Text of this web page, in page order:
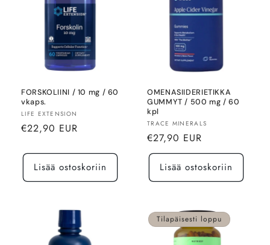
FORSKOLIINI / 10 mg / 60
vkaps.
Myyjä:
LIFE EXTENSION
Normaalihinta
€22,90 EUR
Lisää ostoskoriin
OMENASIIDERIETIKKA
GUMMYT / 500 mg / 60
kpl
Myyjä:
TRACE MINERALS
Normaalihinta
€27,90 EUR
Lisää ostoskoriin
Tilapäisesti loppu